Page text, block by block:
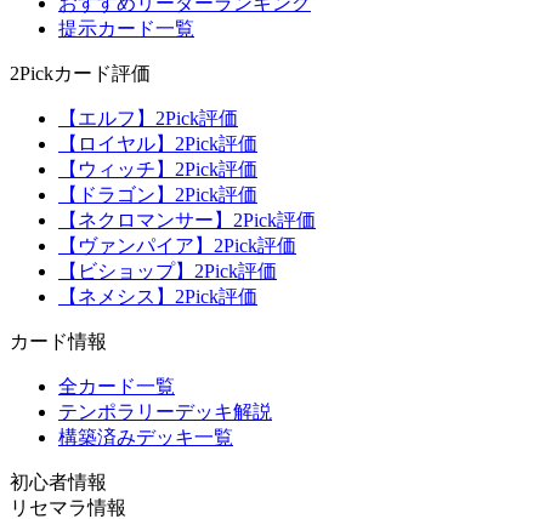
提示カード一覧
2Pickカード評価
【エルフ】2Pick評価
【ロイヤル】2Pick評価
【ウィッチ】2Pick評価
【ドラゴン】2Pick評価
【ネクロマンサー】2Pick評価
【ヴァンパイア】2Pick評価
【ビショップ】2Pick評価
【ネメシス】2Pick評価
カード情報
全カード一覧
テンポラリーデッキ解説
構築済みデッキ一覧
初心者情報
リセマラ情報